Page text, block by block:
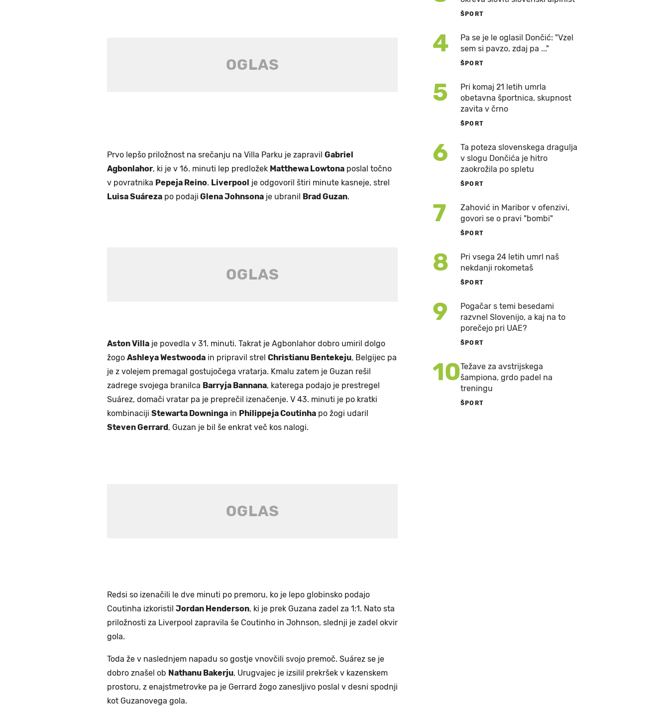
Prvo lepšo priložnost na srečanju na Villa Parku je zapravil Gabriel
Agbonlahor, ki je v 16. minuti lep predložek Matthewa Lowtona poslal točno
v povratnika Pepeja Reino. Liverpool je odgovoril štiri minute kasneje, strel
Luisa Suáreza po podaji Glena Johnsona je ubranil Brad Guzan.
Aston Villa je povedla v 31. minuti. Takrat je Agbonlahor dobro umiril dolgo
žogo Ashleya Westwooda in pripravil strel Christianu Bentekeju, Belgijec pa
je z volejem premagal gostujočega vratarja. Kmalu zatem je Guzan rešil
zadrege svojega branilca Barryja Bannana, katerega podajo je prestregel
Suárez, domači vratar pa je preprečil izenačenje. V 43. minuti je po kratki
kombinaciji Stewarta Downinga in Philippeja Coutinha po žogi udaril
Steven Gerrard, Guzan je bil še enkrat več kos nalogi.
Redsi so izenačili le dve minuti po premoru, ko je lepo globinsko podajo
Coutinha izkoristil Jordan Henderson, ki je prek Guzana zadel za 1:1. Nato sta
priložnosti za Liverpool zapravila še Coutinho in Johnson, slednji je zadel okvir
gola.
Toda že v naslednjem napadu so gostje vnovčili svojo premoč. Suárez se je
dobro znašel ob Nathanu Bakerju, Urugvajec je izsilil prekršek v kazenskem
prostoru, z enajstmetrovke pa je Gerrard žogo zanesljivo poslal v desni spodnji
kot Guzanovega gola.
ŠPORT
4
Pa se je le oglasil Dončić: "Vzel
sem si pavzo, zdaj pa ..."
ŠPORT
5
Pri komaj 21 letih umrla
obetavna športnica, skupnost
zavita v črno
ŠPORT
6
Ta poteza slovenskega dragulja
v slogu Dončića je hitro
zaokrožila po spletu
ŠPORT
7
Zahović in Maribor v ofenzivi,
govori se o pravi "bombi"
ŠPORT
8
Pri vsega 24 letih umrl naš
nekdanji rokometaš
ŠPORT
9
Pogačar s temi besedami
razvnel Slovenijo, a kaj na to
porečejo pri UAE?
ŠPORT
10Težave za avstrijskega
šampiona, grdo padel na
treningu
ŠPORT